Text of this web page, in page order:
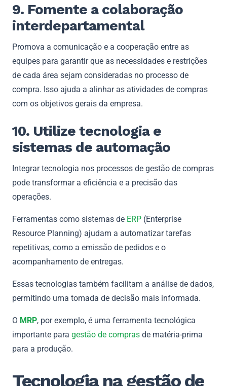
9. Fomente a colaboração
interdepartamental
Promova a comunicação e a cooperação entre as
equipes para garantir que as necessidades e restrições
de cada área sejam consideradas no processo de
compra. Isso ajuda a alinhar as atividades de compras
com os objetivos gerais da empresa.
10. Utilize tecnologia e
sistemas de automação
Integrar tecnologia nos processos de gestão de compras
pode transformar a eficiência e a precisão das
operações.
Ferramentas como sistemas de ERP (Enterprise
Resource Planning) ajudam a automatizar tarefas
repetitivas, como a emissão de pedidos e o
acompanhamento de entregas.
Essas tecnologias também facilitam a análise de dados,
permitindo uma tomada de decisão mais informada.
O MRP, por exemplo, é uma ferramenta tecnológica
importante para gestão de compras de matéria-prima
para a produção.
Tecnologia na gestão de